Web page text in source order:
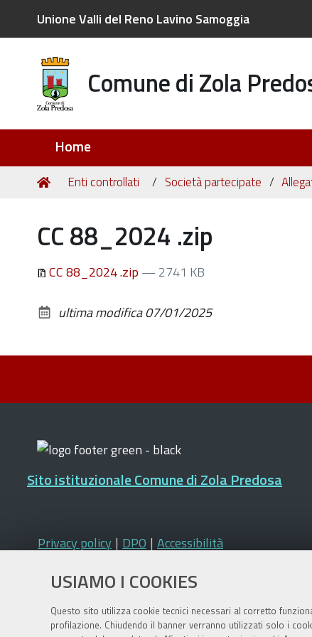
USIAMO I COOKIES
Questo sito utilizza cookie tecnici necessari al corretto
profilazione. Chiudendo il banner verranno utilizzati solo i
Unione Valli del Reno Lavino Samoggia
Comune di Zola
Home
Tu
Home
Enti controllati Società partecipate
CC 88_2024 .zip
CC 88_2024 .zip — 2741 KB
ultima modifica07/01/2025
Sito istituzionale Comune di Zola Predosa
Privacy policy | DPO | Accessibilità